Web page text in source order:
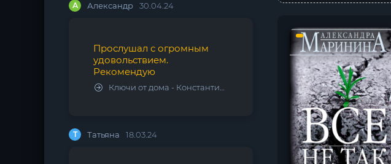
А Александр 30.04.24
Прослушал с огромным
удовольствием.
Рекомендую
Ключи от дома - Константин Калбазов
Т Татьяна 18.03.24